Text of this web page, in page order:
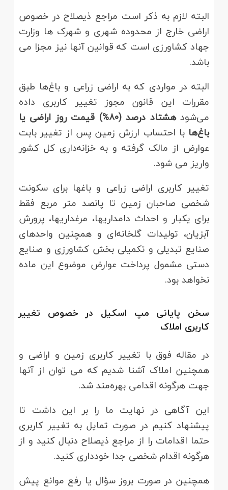
البته لازم به ذکر است مراجع ذیصلاح در خصوص
اراضی خارج از محدوده شهری و شهرک ها وزارت
جهاد کشاورزی است که قوانین آنها نیز مجزا می
باشد.
البته در مواردی که به اراضی زراعی و باغ‌ها طبق
مقررات این قانون مجوز تغییر کاربری داده
می‌شود
هشتاد درصد (۸۰%) قیمت روز اراضی یا‌
باغ‌ها با احتساب ارزش زمین پس از تغییر بابت
عوارض از مالک گرفته و به خزانه‌داری کل کشور
واریز می‌ شود.
تغییر کاربری اراضی زراعی و باغها برای سکونت
شخصی صاحبان زمین تا پانصد متر مربع فقط
برای یکبار و احداث دامداریها، مرغداریها، پرورش
آبزیان، تولیدات گلخانه‌ای و همچنین واحدهای
صنایع تبدیلی و تکمیلی بخش کشاورزی و صنایع
دستی مشمول پرداخت عوارض موضوع این ماده
نخواهد بود.
سخن پایانی مپ اسکیل در خصوص تغییر
کاربری املاک
در مقاله فوق با تغییر کاربری زمین و اراضی و
همچنین املاک آشنا شدیم که می توان از آنها
جهت هرگونه اقدامی بهره‌مند شد.
این آگاهی در نهایت ما را بر این داشت تا
پیشنهاد کنیم در صورت تمایل به تغییر کاربری
حتما اقدامات را از مراجع ذیصلاح دنبال کنید و از
هرگونه اقدام شخصی جدا خودداری کنید.
همچنین در صورت بروز سؤال یا رفع موانع پیش